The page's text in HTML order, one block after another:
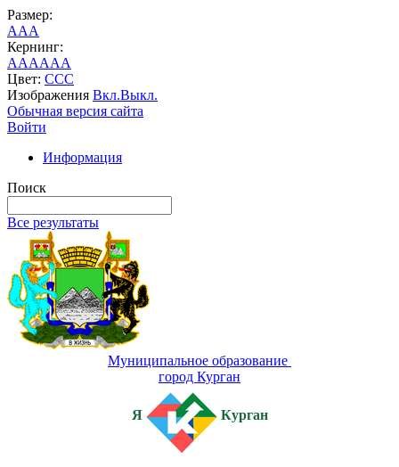
Размер:
AAA
Кернинг:
AAAAAA
Цвет: CCC
Изображения Вкл.Выкл.
Обычная версия сайта
Войти
Информация
Поиск
Все результаты
Муниципальное образование
город Курган
Я Курган